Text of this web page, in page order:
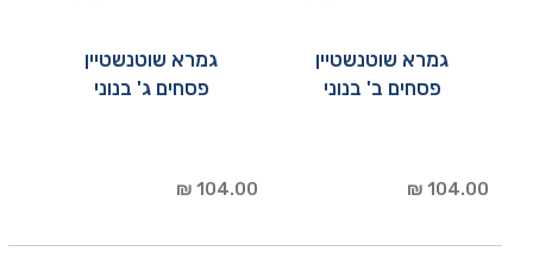
גמרא שוטנשטיין
פסחים ב' בנוני
104.00 ₪
גמרא שוטנשטיין
פסחים ג' בנוני
104.00 ₪